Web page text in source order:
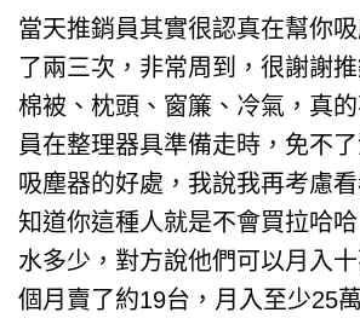
當天推銷員其實很認真在幫你
了兩三次，非常周到，很謝謝
棉被、枕頭、窗簾、冷氣，真
員在整理器具準備走時，免不
吸塵器的好處，我說我再考慮
知道你這種人就是不會買拉哈
水多少，對方說他們可以月入
個月賣了約19台，月入至少25